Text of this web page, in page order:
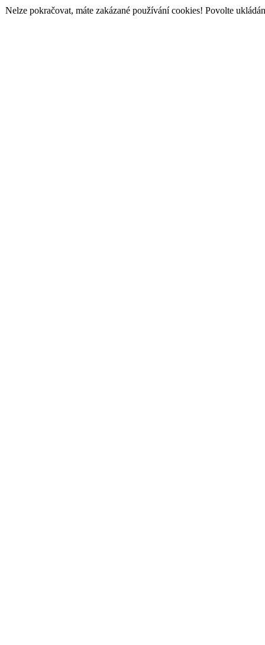
Nelze pokračovat, máte zakázané používání cookies! Povolte